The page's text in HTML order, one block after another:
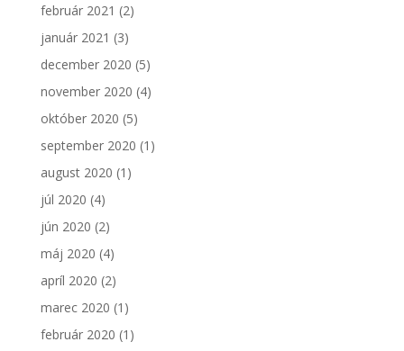
február 2021 (2)
január 2021 (3)
december 2020 (5)
november 2020 (4)
október 2020 (5)
september 2020 (1)
august 2020 (1)
júl 2020 (4)
jún 2020 (2)
máj 2020 (4)
apríl 2020 (2)
marec 2020 (1)
február 2020 (1)